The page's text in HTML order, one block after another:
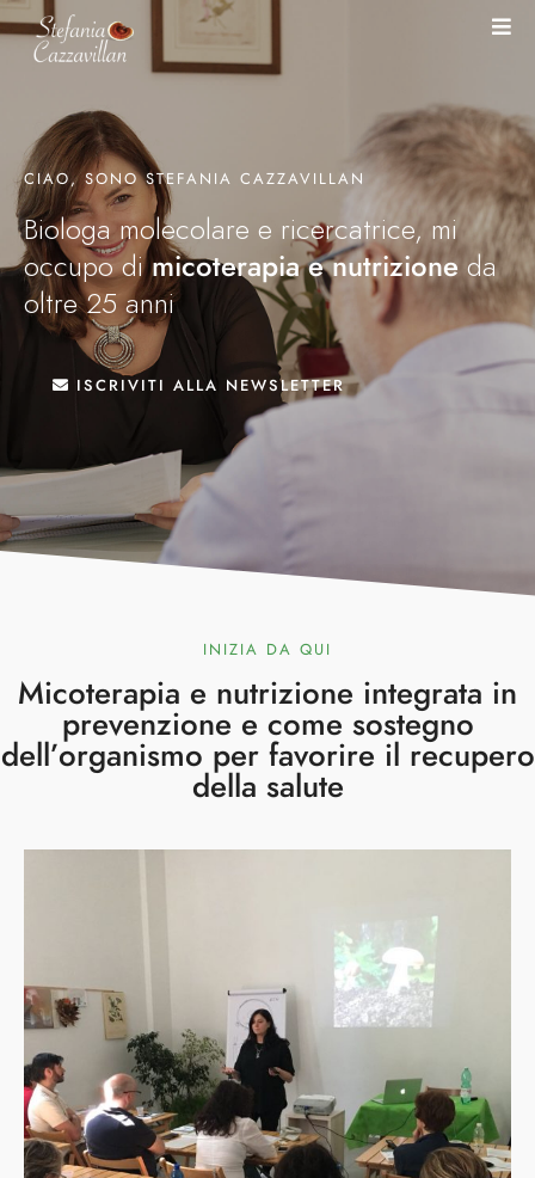
CIAO, SONO STEFANIA CAZZAVILLAN
Biologa molecolare e ricercatrice, mi
occupo dimicoterapia e nutrizione da
oltre 25 anni
ISCRIVITI ALLA NEWSLETTER
INIZIA DA QUI
Micoterapia e nutrizione integrata in
prevenzione e come sostegno
dell’organismo per favorire il recupero
della salute